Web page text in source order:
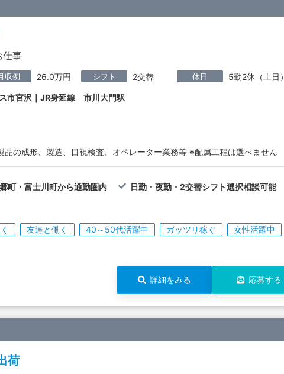
仕事
収例 26.0万円 シフト 2交替 休日 5勤2休（土日）
市宮沢｜JR身延線 市川大門駅
品の成形、製造、目視検査、オペレーター業務等 ※配属工程は選べません
町・富士川町から通勤圏内 日勤・夜勤・2交替シフト選択相談可能
友達と働く 40～50代活躍中 ガッツリ稼ぐ
女性活躍中
詳細をみる 応募する
荷